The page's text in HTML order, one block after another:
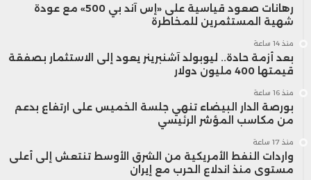
رهانات صعود قياسية على «إس آند بي 500» مع عودة
شهية المستثمرين للمخاطرة
منذ 14 ساعة
بعد أزمة حادة.. ليوبولد آشنبرينر يعود إلى الاستثمار بصفقة
قيمتها 400 مليون دولار
منذ 16 ساعة
بورصة الدار البيضاء تنهي جلسة الخميس على ارتفاع بدعم
من مكاسب المؤشر الرئيسي
منذ 17 ساعة
واردات النفط الأمريكية من الشرق الأوسط تنتعش إلى أعلى
مستوى منذ اندلاع الحرب مع إيران